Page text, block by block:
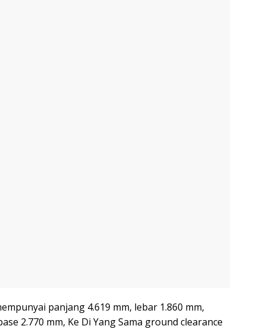
panjang 4.619 mm, lebar 1.860 mm,
2.770 mm, Ke Di Yang Sama ground clearance